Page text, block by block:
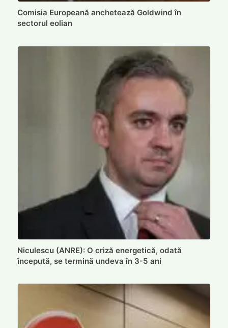
Comisia Europeană anchetează Goldwind în
sectorul eolian
Niculescu (ANRE): O criză energetică, odată
începută, se termină undeva în 3-5 ani